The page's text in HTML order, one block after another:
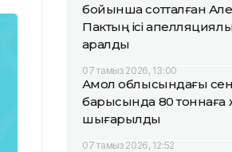
бойынша сотталған
Пактың ісі
қаралды
07 тамыз 2026, 13:00
Ақмол облысындағы
барысында 80 тоннаға
шығарылды
07 тамыз 2026, 12:52